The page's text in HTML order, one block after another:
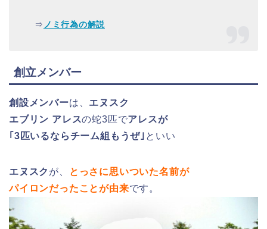
⇒ ノミ行為の解説
創立メンバー
創設メンバーは、 エヌスク
エブリン アレスの蛇3匹でアレスが
｢3匹いるならチーム組もうぜ｣ といい
エヌスク が、
とっさに思いついた名前が
パイロンだったことが由来です。